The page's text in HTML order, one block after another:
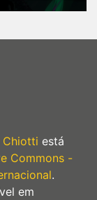
Chiotti está
Commons -
.
em